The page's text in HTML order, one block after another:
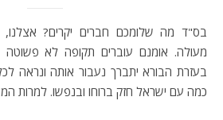
בס"ד מה שלומכם חברים יקרים? אצלנו, להקת תופי שמחה הכל
מעולה. אומנם עוברים תקופה לא
בעזרת הבורא יתברך נעבור אותה ונראה
כמה עם ישראל חזק ברוחו ובנפשו. למרות